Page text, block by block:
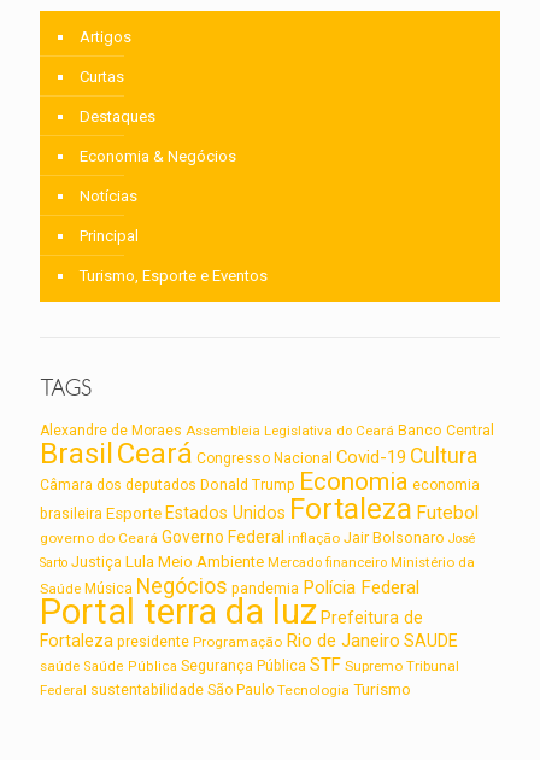
Artigos
Curtas
Destaques
Economia & Negócios
Notícias
Principal
Turismo, Esporte e Eventos
TAGS
Alexandre de Moraes Assembleia Legislativa do Ceará Banco Central
BrasilCeará Congresso Nacional Covid-19 Cultura
Câmara dos deputados Donald Trump Economia economia
brasileira Esporte Estados Unidos Fortaleza Futebol
governo do Ceará Governo Federal inflação Jair Bolsonaro José
Sarto Justiça Lula Meio Ambiente Mercado financeiro Ministério da
Saúde Música Negócios pandemia Polícia Federal
Portal terra da luzPrefeitura de
Fortaleza presidente Programação Rio de Janeiro SAUDE
saúde Saúde Pública Segurança Pública STF Supremo Tribunal
Federal sustentabilidade São Paulo Tecnologia Turismo